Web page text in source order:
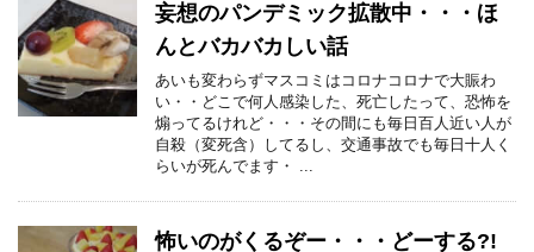
妄想のパンデミック拡散中・・・ほ
んとバカバカしい話
あいも変わらずマスコミはコロナコロナで大賑わ
い・・どこで何人感染した、死亡したって、恐怖を
煽ってるけれど・・・その間にも毎日百人近い人が
自殺（変死含）してるし、交通事故でも毎日十人く
らいが死んでます・ ...
怖いのがくるぞー・・・どーする?!